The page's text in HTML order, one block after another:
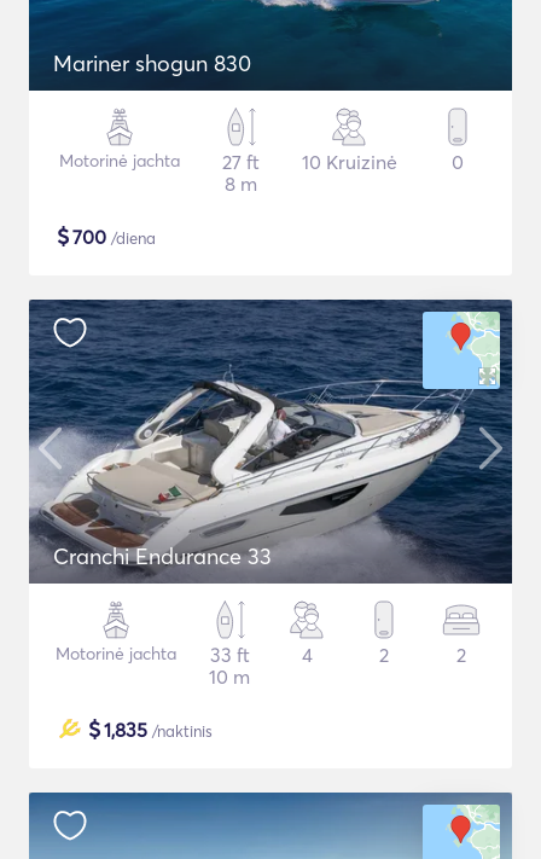
Mariner shogun 830
Motorinė jachta
27 ft
8 m
10 Kruizinė 0
$700 /diena
Cranchi Endurance 33
Motorinė jachta
33 ft
10 m
4 2 2
$1,835 /naktinis